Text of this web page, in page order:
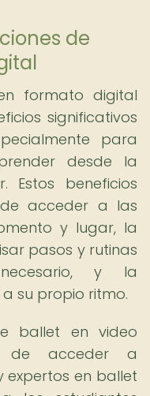
de
formato digital
significativos
para
desde la
beneficios
acceder a las
y lugar, la
pasos y rutinas
y la
su propio ritmo.
ballet en video
de acceder a
expertos en ballet